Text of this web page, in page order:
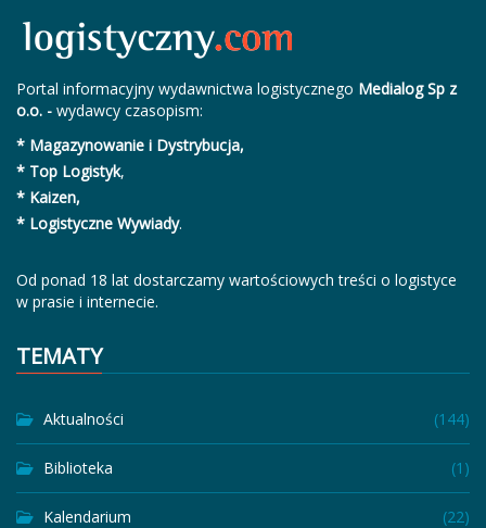
Portal informacyjny wydawnictwa logistycznego Medialog Sp z
o.o. - wydawcy czasopism:
* Magazynowanie i Dystrybucja,
* Top Logistyk,
* Kaizen,
* Logistyczne Wywiady.
Od ponad 18 lat dostarczamy wartościowych treści o logistyce
w prasie i internecie.
TEMATY
Aktualności (144)
Biblioteka (1)
Kalendarium (22)